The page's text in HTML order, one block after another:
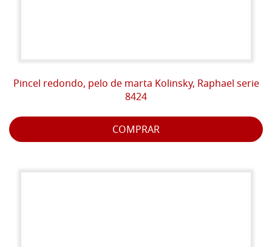
Pincel redondo, pelo de marta Kolinsky, Raphael serie
8424
COMPRAR